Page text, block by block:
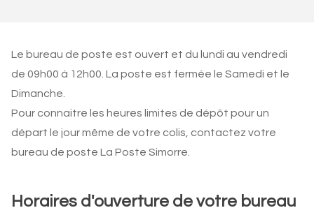
Le bureau de poste est ouvert et du lundi au vendredi
de 09h00 à 12h00. La poste est fermée le Samedi et le
Dimanche.
Pour connaitre les heures limites de dépôt pour un
départ le jour même de votre colis, contactez votre
bureau de poste La Poste Simorre.
Horaires d'ouverture de votre bureau